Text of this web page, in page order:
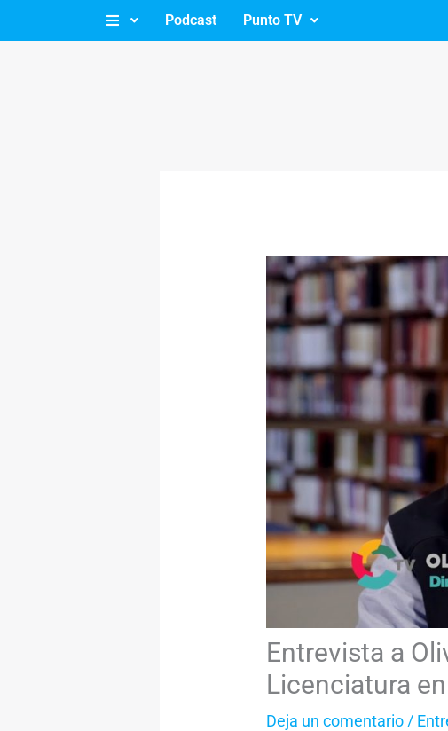
al
Podcast Punto TV
Entrevista a
Licenciatura
Deja un comentario /